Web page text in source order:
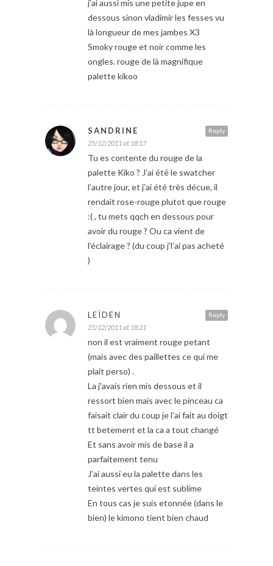
j’ai aussi mis une petite jupe en
dessous sinon vladimir les fesses vu
là longueur de mes jambes X3
Smoky rouge et noir comme les
ongles. rouge de là magnifique
palette kikoo
Reply
SANDRINE
25/12/2011 at 18:17
Tu es contente du rouge de la
palette Kiko ? J’ai été le swatcher
l’autre jour, et j’ai été très décue, il
rendait rose-rouge plutot que rouge
:( , tu mets qqch en dessous pour
avoir du rouge ? Ou ca vient de
l’éclairage ? (du coup j’l’ai pas acheté
)
Reply
LEÏDEN
25/12/2011 at 18:21
non il est vraiment rouge petant
(mais avec des paillettes ce qui me
plait perso) .
La j’avais rien mis dessous et il
ressort bien mais avec le pinceau ca
faisait clair du coup je l’ai fait au doigt
tt betement et la ca a tout changé
Et sans avoir mis de base il a
parfaitement tenu
J’ai aussi eu la palette dans les
teintes vertes qui est sublime
En tous cas je suis etonnée (dans le
bien) le kimono tient bien chaud